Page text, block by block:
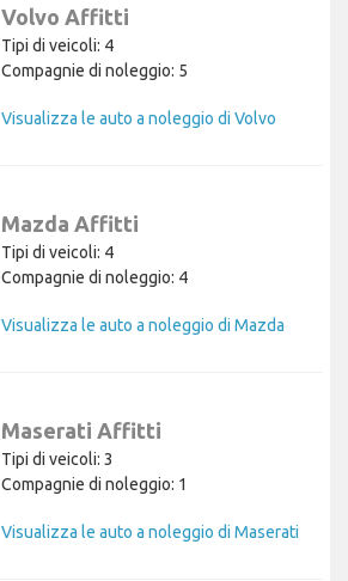
Volvo Affitti
Tipi di veicoli: 4
Compagnie di noleggio: 5
Visualizza le auto a noleggio di Volvo
Mazda Affitti
Tipi di veicoli: 4
Compagnie di noleggio: 4
Visualizza le auto a noleggio di Mazda
Maserati Affitti
Tipi di veicoli: 3
Compagnie di noleggio: 1
Visualizza le auto a noleggio di Maserati